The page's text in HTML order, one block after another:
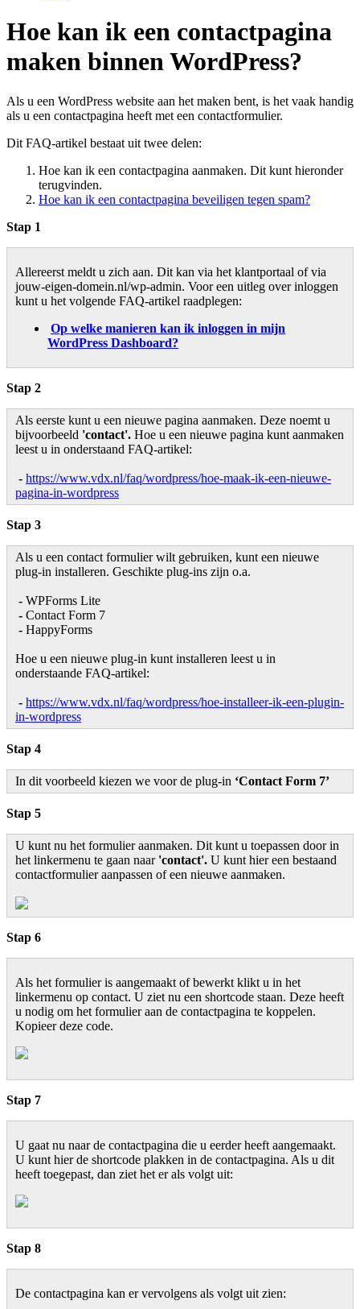
Hoe kan ik een contactpagina
maken binnen WordPress?
Als u een WordPress website aan het maken bent, is het vaak handig
als u een contactpagina heeft met een contactformulier.
Dit FAQ-artikel bestaat uit twee delen:
Hoe kan ik een contactpagina aanmaken. Dit kunt hieronder
terugvinden.
Hoe kan ik een contactpagina beveiligen tegen spam?
Stap 1
Allereerst meldt u zich aan. Dit kan via het klantportaal of via
jouw-eigen-domein.nl/wp-admin. Voor een uitleg over inloggen
kunt u het volgende FAQ-artikel raadplegen:
Op welke manieren kan ik inloggen in mijn
WordPress Dashboard?
Stap 2
Als eerste kunt u een nieuwe pagina aanmaken. Deze noemt u
bijvoorbeeld 'contact'. Hoe u een nieuwe pagina kunt aanmaken
leest u in onderstaand FAQ-artikel:
- https://www.vdx.nl/faq/wordpress/hoe-maak-ik-een-nieuwe-
pagina-in-wordpress
Stap 3
Als u een contact formulier wilt gebruiken, kunt een nieuwe
plug-in installeren. Geschikte plug-ins zijn o.a.
- WPForms Lite
- Contact Form 7
- HappyForms
Hoe u een nieuwe plug-in kunt installeren leest u in
onderstaande FAQ-artikel:
- https://www.vdx.nl/faq/wordpress/hoe-installeer-ik-een-plugin-
in-wordpress
Stap 4
In dit voorbeeld kiezen we voor de plug-in ‘Contact Form 7’
Stap 5
U kunt nu het formulier aanmaken. Dit kunt u toepassen door in
het linkermenu te gaan naar 'contact'. U kunt hier een bestaand
contactformulier aanpassen of een nieuwe aanmaken.
Stap 6
Als het formulier is aangemaakt of bewerkt klikt u in het
linkermenu op contact. U ziet nu een shortcode staan. Deze heeft
u nodig om het formulier aan de contactpagina te koppelen.
Kopieer deze code.
Stap 7
U gaat nu naar de contactpagina die u eerder heeft aangemaakt.
U kunt hier de shortcode plakken in de contactpagina. Als u dit
heeft toegepast, dan ziet het er als volgt uit:
Stap 8
De contactpagina kan er vervolgens als volgt uit zien: